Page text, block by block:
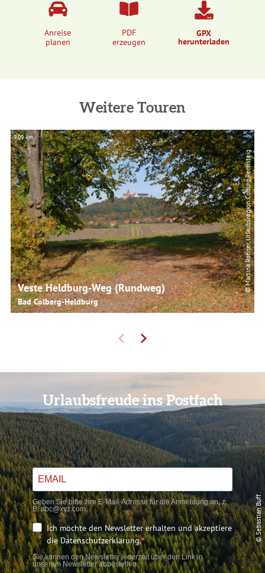
Anreise
planen
PDF
erzeugen
GPX
herunterladen
Weitere Touren
9,09 km
Veste Heldburg-Weg (Rundweg)
Bad Colberg-Heldburg
© Martina Rohner, Urlaubsregion Coburg.Rennsteig
© Sebastian Buff
Urlaubsfreude ins Postfach
Geben Sie bitte Ihre E-Mail-Adresse für die Anmeldung an, z.
B. abc@xyz.com.
Ich möchte den Newsletter erhalten und akzeptiere
die Datenschutzerklärung.
Sie können den Newsletter jederzeit über den Link in
unserem Newsletter abbestellen.